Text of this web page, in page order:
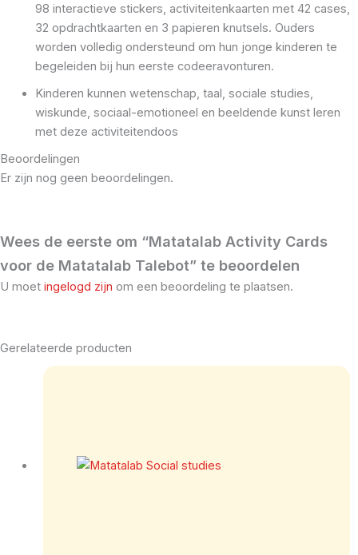
98 interactieve stickers, activiteitenkaarten met 42 cases,
32 opdrachtkaarten en 3 papieren knutsels. Ouders
worden volledig ondersteund om hun jonge kinderen te
begeleiden bij hun eerste codeeravonturen.
Kinderen kunnen wetenschap, taal, sociale studies,
wiskunde, sociaal-emotioneel en beeldende kunst leren
met deze activiteitendoos
Beoordelingen
Er zijn nog geen beoordelingen.
Wees de eerste om “Matatalab Activity Cards
voor de Matatalab Talebot” te beoordelen
U moet ingelogd zijn om een beoordeling te plaatsen.
Gerelateerde producten